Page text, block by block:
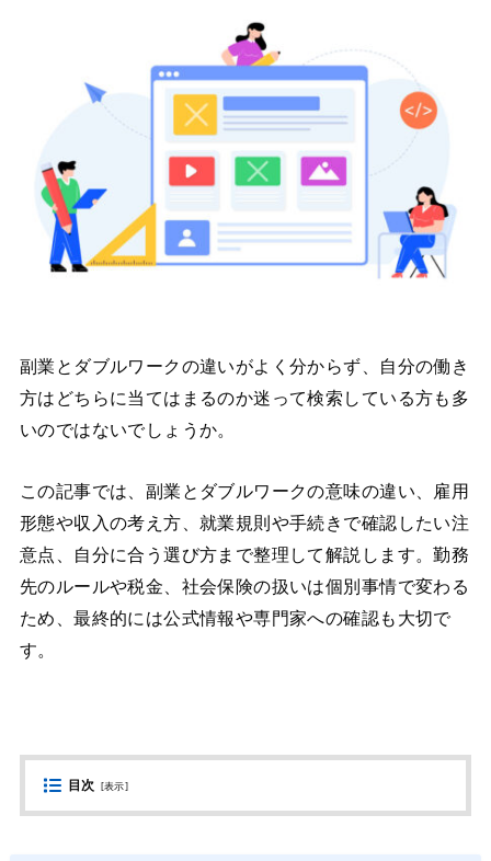
副業とダブルワークの違いがよく分からず、自分の働き
方はどちらに当てはまるのか迷って検索している方も多
いのではないでしょうか。
この記事では、副業とダブルワークの意味の違い、雇用
形態や収入の考え方、就業規則や手続きで確認したい注
意点、自分に合う選び方まで整理して解説します。勤務
先のルールや税金、社会保険の扱いは個別事情で変わる
ため、最終的には公式情報や専門家への確認も大切で
す。
目次 [表示]